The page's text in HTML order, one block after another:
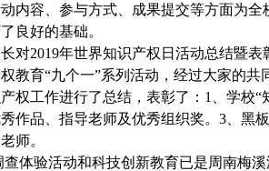
内容、参与方式、成果提交等方面为
良好的基础。
对2019年世界知识产权日活动总结暨
教育“九个一”系列活动，经过大家的
权工作进行了总结，表彰了：1、学校
作品、指导老师及优秀组织奖。3、黑
师。
体验活动和科技创新教育已是周南梅溪